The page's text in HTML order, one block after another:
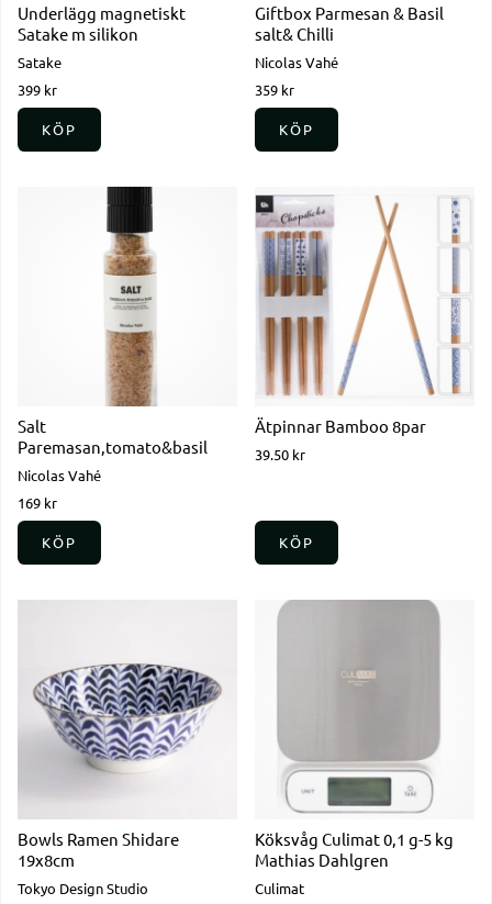
Underlägg magnetiskt
Satake m silikon
Satake
399 kr
KÖP
Giftbox Parmesan & Basil
salt& Chilli
Nicolas Vahé
359 kr
KÖP
Salt
Paremasan,tomato&basil
Nicolas Vahé
169 kr
KÖP
Ätpinnar Bamboo 8par
39.50 kr
KÖP
Bowls Ramen Shidare
19x8cm
Tokyo Design Studio
Köksvåg Culimat 0,1 g-5 kg
Mathias Dahlgren
Culimat